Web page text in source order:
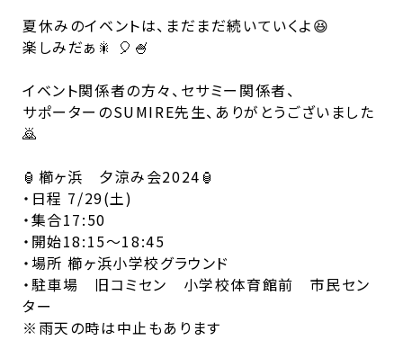
夏休みのイベントは、まだまだ続いていくよ😆
楽しみだぁ🎇 🎈🍧
イベント関係者の方々、セサミー関係者、
サポーターのSUMIRE先生、ありがとうございました
🙇
🏮櫛ヶ浜 夕涼み会2024🏮
・日程 7/29(土)
・集合17:50
・開始18:15〜18:45
・場所 櫛ヶ浜小学校グラウンド
・駐車場 旧コミセン 小学校体育館前 市民セン
ター
※雨天の時は中止もあります